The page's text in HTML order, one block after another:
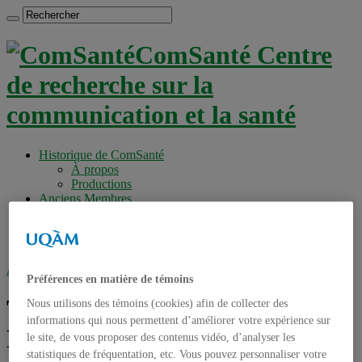
ComSanté Centre
de recherche sur la
communication et la santé
Historique de ComSanté
À propos
Productions
Anciens Membres
Étudiants
Accueil
Tag archives :Mbuagbaw
Lawrence
Préférences en matière de témoins
Nous utilisons des témoins (cookies) afin de collecter des
informations qui nous permettent d’améliorer votre expérience sur
le site, de vous proposer des contenus vidéo, d’analyser les
statistiques de fréquentation, etc. Vous pouvez personnaliser votre